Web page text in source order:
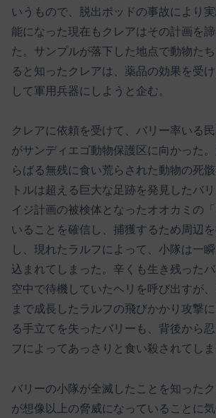
いうもので、脱出ポッドの事故により
能になった現在もクレアはその計画を
た。サンプルが落下した地点で動物た
ると知ったクレアは、薬品の効果を受
して軍用兵器にしようと企む。
クレアに依頼を受けて、バリー率いる
がサンディエゴ動物保護区に向かった
らばる無残に食い荒らされた動物の死
トルは超える巨大な足跡を発見したバ
イジ計画の被検体となったオオカミの
いることを確信し、捕獲するため周辺
し、現れたラルフによって、小隊は一
込まれてしまった。辛くも生き残った
空中で待機していたヘリを呼び出すが
まで成長したラルフの飛びかかり攻撃
る手立てを失ったバリーも、背後から
フによってあっさりと食い殺されてしま
バリーの小隊が全滅したことを知った
が想像以上の脅威になっていることに